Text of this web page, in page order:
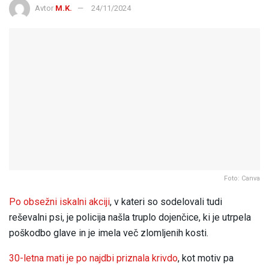
Avtor M.K. 24/11/2024
Foto: Canva
Po obsežni iskalni akciji, v kateri so sodelovali tudi
reševalni psi, je policija našla truplo dojenčice, ki je utrpela
poškodbo glave in je imela več zlomljenih kosti.
30-letna mati je po najdbi priznala krivdo, kot motiv pa